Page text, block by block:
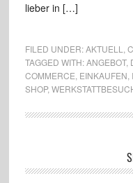
lieber in […]
FILED UNDER:AKTUELL
TAGGED WITH:ANGEBOT,
COMMERCE EINKAUFEN
SHOP,